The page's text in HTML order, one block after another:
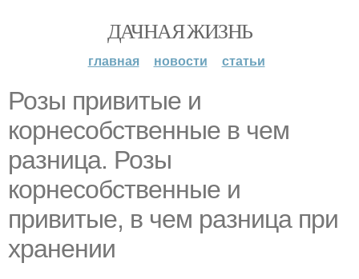
ДАЧНАЯ ЖИЗНЬ
главная новости статьи
Розы привитые и
корнесобственные в чем
разница. Розы
корнесобственные и
привитые, в чем разница при
хранении